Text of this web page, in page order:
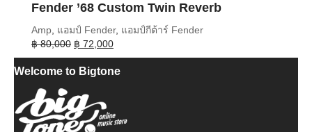
Fender ’68 Custom Twin Reverb
Amp, แอมป์ Fender, แอมป์กีต้าร์ Fender
฿80,000 Original
price
was:
฿ 72,000Current
price
is:
Welcome to Bigtone